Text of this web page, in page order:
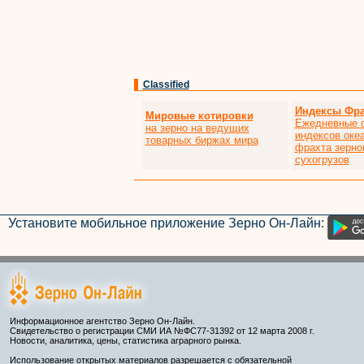
Classified
Мировые котировки
на зерно на ведущих
товарных биржах мира
Индексы
Ежедневные
индексов
фрахта
сухогрузов
Установите мобильное приложение Зерно Он-Лайн:
Информационное агентство Зерно Он-Лайн.
Свидетельство о регистрации СМИ ИА №ФС77-31392 от 12 марта 2008 г.
Новости, аналитика, цены, статистика аграрного рынка.
Использование открытых материалов разрешается с обязательной